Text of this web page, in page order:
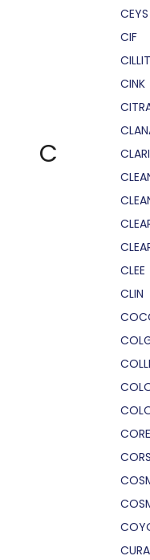
C
CEYS
CIF
CINK
CLEE
CLIN